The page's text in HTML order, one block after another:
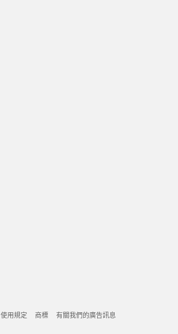
使用規定 商標 有關我們的廣告訊息